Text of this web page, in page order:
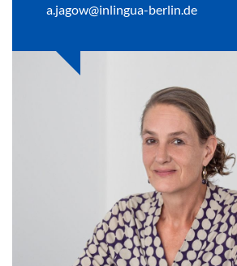
a.jagow@inlingua-berlin.de